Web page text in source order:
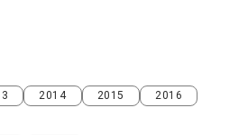
2014
2014 2015
2015 2016
2016